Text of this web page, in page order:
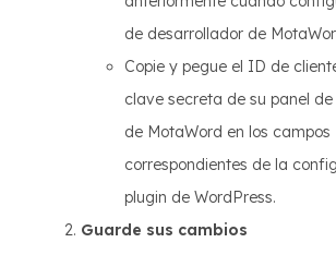
de desarrollador de
Copie y pegue el ID de
clave secreta de su panel
de MotaWord en los campos
correspondientes de la
plugin de WordPress.
Guarde sus cambios